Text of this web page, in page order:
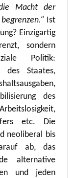
Macht der
Ist
Einzigartig
sondern
Politik:
des Staates,
des
etc. Die
neoliberal bis
ab, das
alternative
und jeden